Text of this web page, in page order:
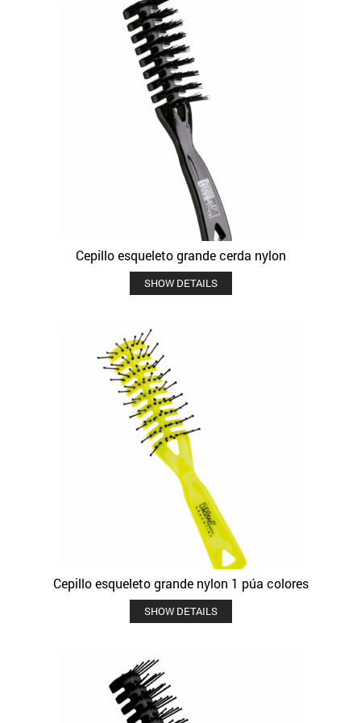
Cepillo esqueleto grande cerda nylon
SHOW DETAILS
Cepillo esqueleto grande nylon 1 púa colores
SHOW DETAILS